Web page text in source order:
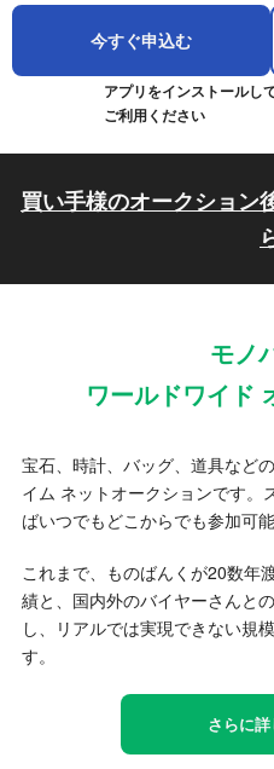
今すぐ申込む
アプリをインストールし
ご利用ください
買い手様のオークション
モノ
ワールドワイド
宝石、時計、バッグ、道具など
イム ネットオークションです。
ばいつでもどこからでも参加可能
これまで、ものばんくが20数年
績と、国内外のバイヤーさんと
し、リアルでは実現できない規
す。
さらに